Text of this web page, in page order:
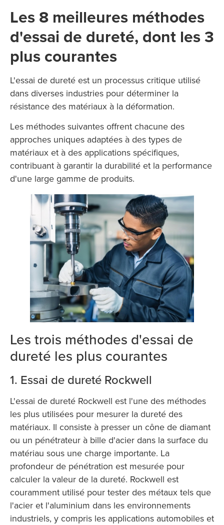
Les 8 meilleures méthodes
d'essai de dureté, dont les 3
plus courantes
L'essai de dureté est un processus critique utilisé
dans diverses industries pour déterminer la
résistance des matériaux à la déformation.
Les méthodes suivantes offrent chacune des
approches uniques adaptées à des types de
matériaux et à des applications spécifiques,
contribuant à garantir la durabilité et la performance
d'une large gamme de produits.
Les trois méthodes d'essai de
dureté les plus courantes
1. Essai de dureté Rockwell
L'essai de dureté Rockwell est l'une des méthodes
les plus utilisées pour mesurer la dureté des
matériaux. Il consiste à presser un cône de diamant
ou un pénétrateur à bille d'acier dans la surface du
matériau sous une charge importante. La
profondeur de pénétration est mesurée pour
calculer la valeur de la dureté. Rockwell est
couramment utilisé pour tester des métaux tels que
l'acier et l'aluminium dans les environnements
industriels, y compris les applications automobiles et